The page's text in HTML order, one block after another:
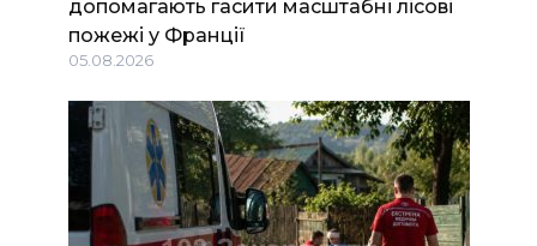
допомагають гасити масштабні лісові
пожежі у Франції
05.08.2026